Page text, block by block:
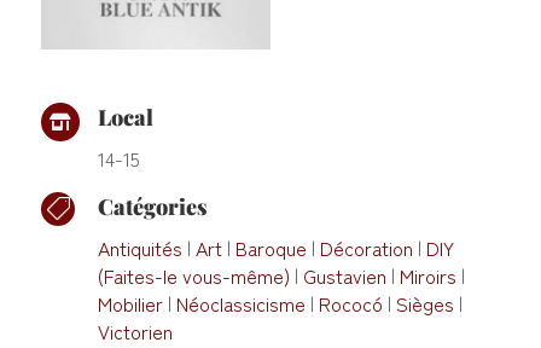

Local
14-15

Catégories
Antiquités | Art| Baroque | Décoration | DIY
(Faites-le vous-même) | Gustavien | Miroirs |
Mobilier| Néoclassicisme | Rococó | Sièges |
Victorien